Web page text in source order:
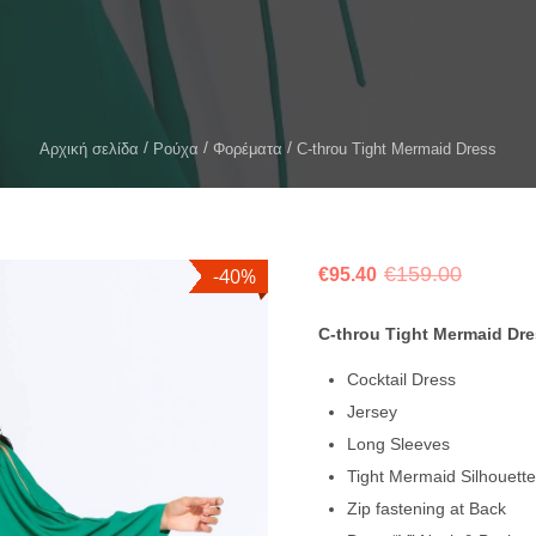
Αρχική σελίδα Ρούχα Φορέματα C-throu Tight Mermaid Dress
-40% €159.00
€95.40
C-throu Tight Mermaid
Cocktail Dress
Jersey
Long Sleeves
Tight Mermaid Silhouette
Zip fastening at Back